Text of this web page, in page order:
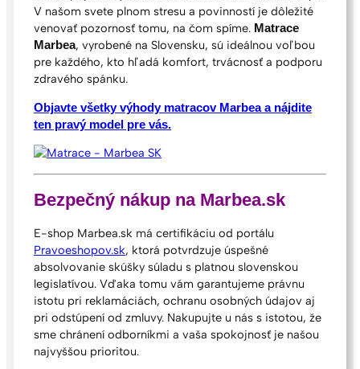
V našom svete plnom stresu a povinností je dôležité
venovať pozornosť tomu, na čom spíme. Matrace
Marbea, vyrobené na Slovensku, sú ideálnou voľbou
pre každého, kto hľadá komfort, trvácnosť a podporu
zdravého spánku.
Objavte všetky výhody matracov Marbea a nájdite
ten pravý model pre vás.
Bezpečný nákup na Marbea.sk
E-shop Marbea.sk má certifikáciu od portálu
Pravoeshopov.sk, ktorá potvrdzuje úspešné
absolvovanie skúšky súladu s platnou slovenskou
legislatívou. Vďaka tomu vám garantujeme právnu
istotu pri reklamáciách, ochranu osobných údajov aj
pri odstúpení od zmluvy. Nakupujte u nás s istotou, že
sme chránení odborníkmi a vaša spokojnosť je našou
najvyššou prioritou.